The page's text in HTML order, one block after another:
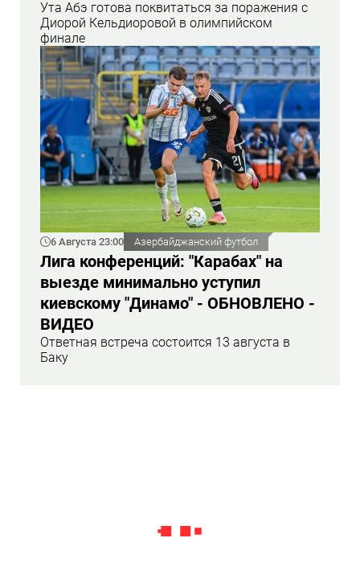
Ута Абэ готова поквитаться за поражения с
Диорой Кельдиоровой в олимпийском
финале
6 Августа 23:00 Азербайджанский футбол
Лига конференций: "Карабах" на
выезде минимально уступил
киевскому "Динамо" - ОБНОВЛЕНО -
ВИДЕО
Ответная встреча состоится 13 августа в
Баку